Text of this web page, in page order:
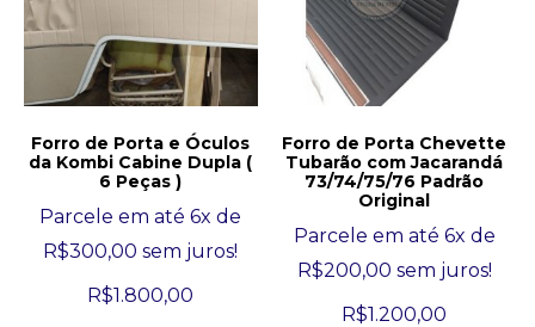
Forro de Porta e Óculos
da Kombi Cabine Dupla (
6 Peças )
Parcele em até 6x de
R$300,00 sem juros!
R$1.800,00
Forro de Porta Chevette
Tubarão com Jacarandá
73/74/75/76 Padrão
Original
Parcele em até 6x de
R$200,00 sem juros!
R$1.200,00